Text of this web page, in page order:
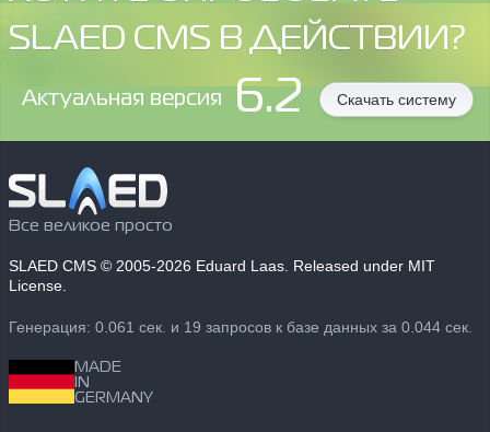
SLAED CMS В ДЕЙСТВИИ?
Aктуальная версия 6.2 Скачать систему
Все великое просто
SLAED CMS © 2005-2026 Eduard Laas. Released under MIT
License.
Генерация: 0.061 сек. и 19 запросов к базе данных за 0.044 сек.
MADE
IN
GERMANY